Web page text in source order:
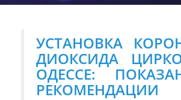
УСТАНОВКА
ДИОКСИДА
ОДЕССЕ:
РЕКОМЕНДАЦИИ